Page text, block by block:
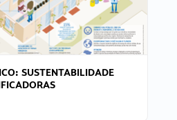
SUSTENTABILIDADE